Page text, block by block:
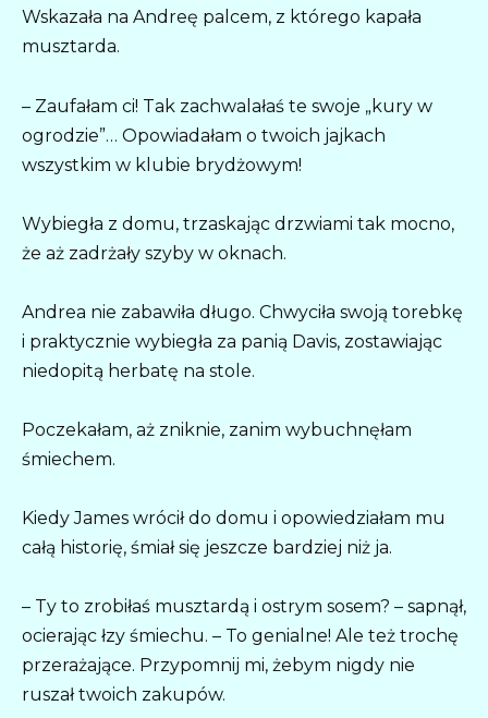
Wskazała na Andreę palcem, z którego kapała
musztarda.
– Zaufałam ci! Tak zachwalałaś te swoje „kury w
ogrodzie”… Opowiadałam o twoich jajkach
wszystkim w klubie brydżowym!
Wybiegła z domu, trzaskając drzwiami tak mocno,
że aż zadrżały szyby w oknach.
Andrea nie zabawiła długo. Chwyciła swoją torebkę
i praktycznie wybiegła za panią Davis, zostawiając
niedopitą herbatę na stole.
Poczekałam, aż zniknie, zanim wybuchnęłam
śmiechem.
Kiedy James wrócił do domu i opowiedziałam mu
całą historię, śmiał się jeszcze bardziej niż ja.
– Ty to zrobiłaś musztardą i ostrym sosem? – sapnął,
ocierając łzy śmiechu. – To genialne! Ale też trochę
przerażające. Przypomnij mi, żebym nigdy nie
ruszał twoich zakupów.